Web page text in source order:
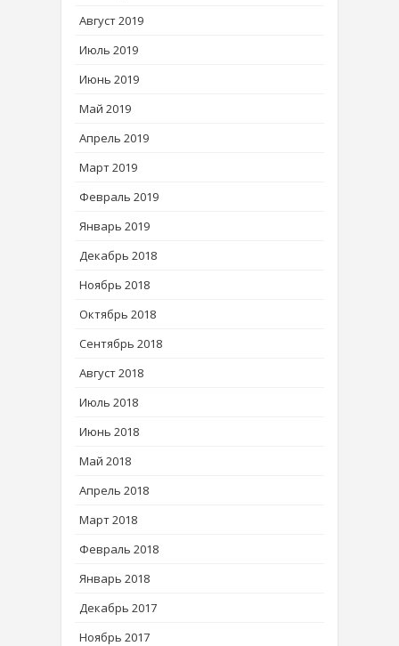
Август 2019
Июль 2019
Июнь 2019
Май 2019
Апрель 2019
Март 2019
Февраль 2019
Январь 2019
Декабрь 2018
Ноябрь 2018
Октябрь 2018
Сентябрь 2018
Август 2018
Июль 2018
Июнь 2018
Май 2018
Апрель 2018
Март 2018
Февраль 2018
Январь 2018
Декабрь 2017
Ноябрь 2017